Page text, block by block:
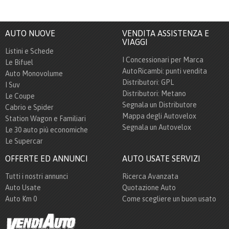
AUTO NUOVE
Listini e Schede
Le Bifuel
Auto Monovolume
I Suv
Le Coupe
Cabrio e Spider
Station Wagon e Familiari
Le 30 auto più economiche
Le Supercar
VENDITA ASSISTENZA E
VIAGGI
I Concessionari per Marca
AutoRicambi: punti vendita
Distributori: GPL
Distributori: Metano
Segnala un Distributore
Mappa degli Autovelox
Segnala un Autovelox
OFFERTE ED ANNUNCI
Tutti i nostri annunci
Auto Usate
Auto Km 0
AUTO USATE SERVIZI
Ricerca Avanzata
Quotazione Auto
Come scegliere un buon usato